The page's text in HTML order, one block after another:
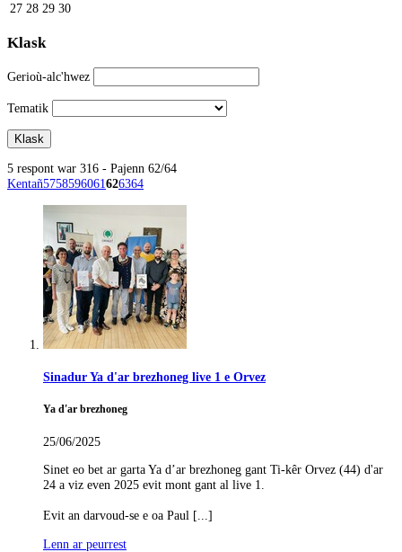
27 28 29 30
Klask
Gerioù-alc'hwez
Tematik
5 respont war 316 - Pajenn 62/64
Kentañ5758596061626364
Sinadur Ya d'ar brezhoneg live 1 e Orvez
Ya d'ar brezhoneg
25/06/2025
Sinet eo bet ar garta Ya d’ar brezhoneg gant Ti-kêr Orvez (44) d'ar
24 a viz even 2025 evit mont gant al live 1.
Evit an darvoud-se e oa Paul [...]
Lenn ar peurrest